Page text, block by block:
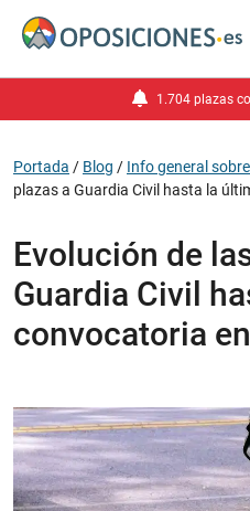
1.704 plazas
Portada / Blog / Info general
plazas a Guardia Civil hasta la
Evolución de
Guardia Civil
convocatoria